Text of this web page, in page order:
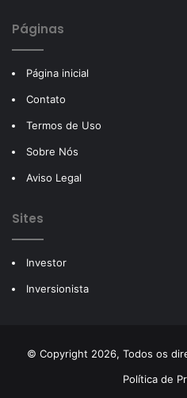
Páginas
Página inicial
Contato
Termos de Uso
Sobre Nós
Aviso Legal
Sites
Investor
Inversionista
© Copyright 2026, Todos os
Política de